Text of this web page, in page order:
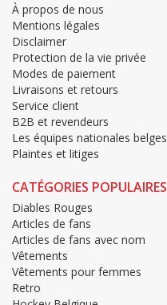
À propos de nous
Mentions légales
Disclaimer
Protection de la vie privée
Modes de paiement
Livraisons et retours
Service client
B2B et revendeurs
Les équipes nationales belges
Plaintes et litiges
CATÉGORIES POPULAIRES
Diables Rouges
Articles de fans
Articles de fans avec nom
Vêtements
Vêtements pour femmes
Retro